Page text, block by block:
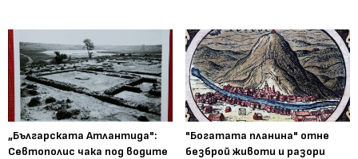
„Българската Атлантида":
Севтополис чака под водите
"Богатата планина" отне
безброй животи и разори